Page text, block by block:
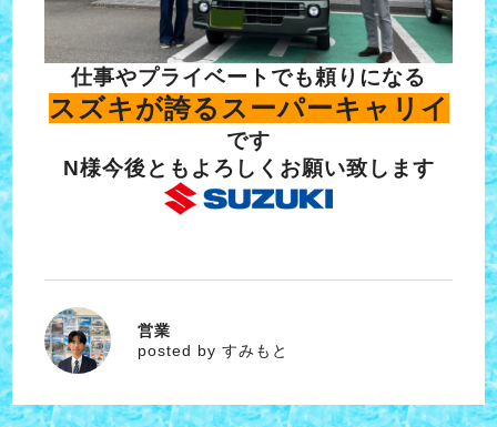
仕事やプライベートでも頼りになる
スズキが誇るスーパーキャリイ
です
N様今後ともよろしくお願い致します
すみもと
営業
posted by すみもと